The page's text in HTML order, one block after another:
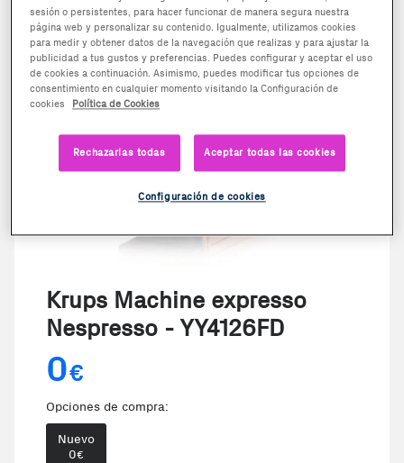
Krups Machine expresso
Nespresso - YY4126FD
0€
Opciones de compra:
Nuevo
0€
sesión o persistentes, para hacer funcionar de manera segura nuestra
página web y personalizar su contenido. Igualmente, utilizamos cookies
para medir y obtener datos de la navegación que realizas y para ajustar la
publicidad a tus gustos y preferencias. Puedes configurar y aceptar el uso
de cookies a continuación. Asimismo, puedes modificar tus opciones de
consentimiento en cualquier momento visitando la Configuración de
cookies
Política de Cookies
Rechazarlas todas Aceptar todas las cookies
Configuración de cookies